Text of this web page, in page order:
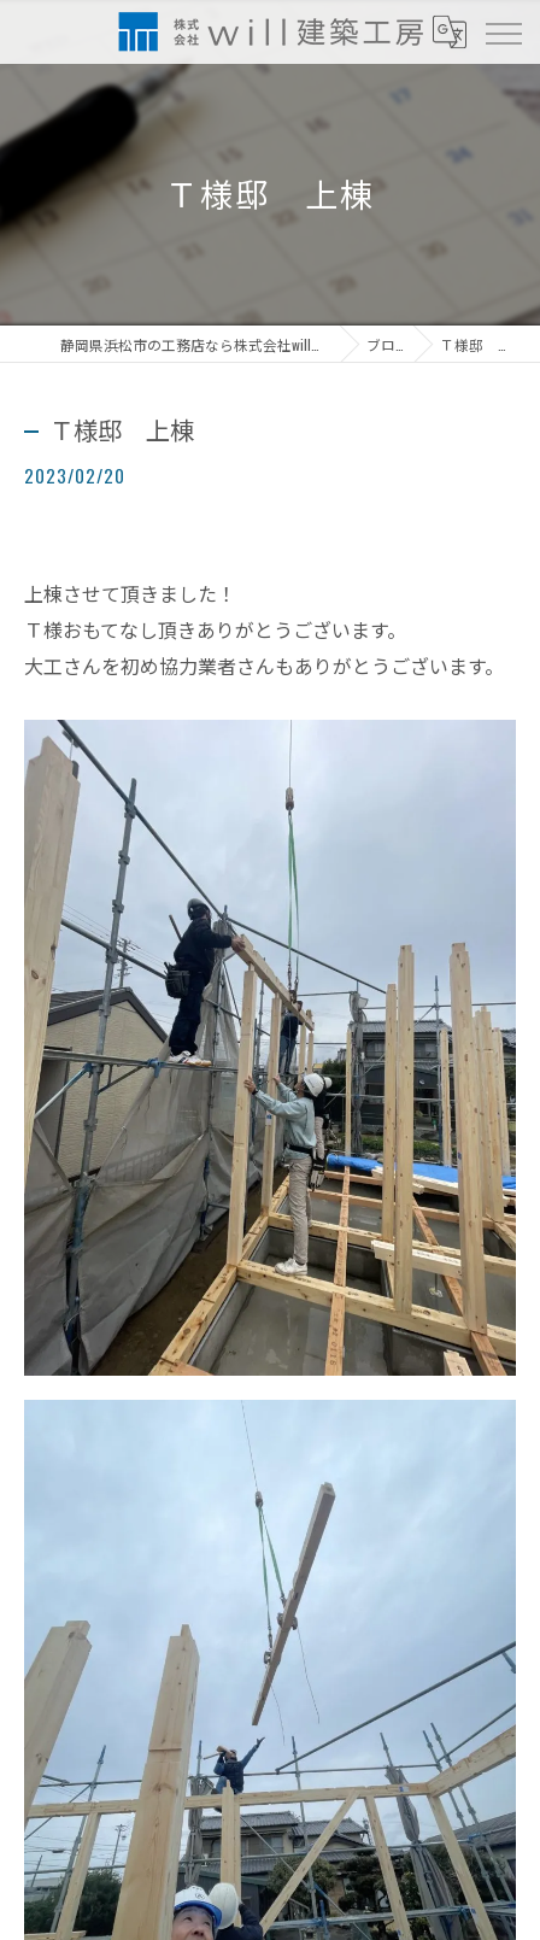
Ｔ様邸 上棟
ブログ Ｔ様邸 上棟
Ｔ様邸 上棟
2023/02/20
上棟させて頂きました！
Ｔ様おもてなし頂きありがとうございます。
大工さんを初め協力業者さんもありがとうございます。